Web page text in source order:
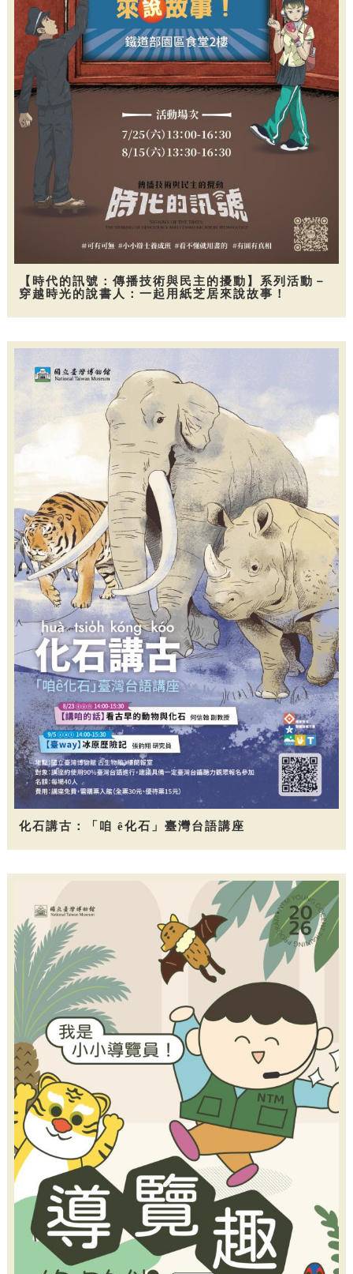
【時代的訊號：傳播技術與民主的擾動】系列活動－
穿越時光的說書人：一起用紙芝居來說故事！
化石講古：「咱 ê化石」臺灣台語講座